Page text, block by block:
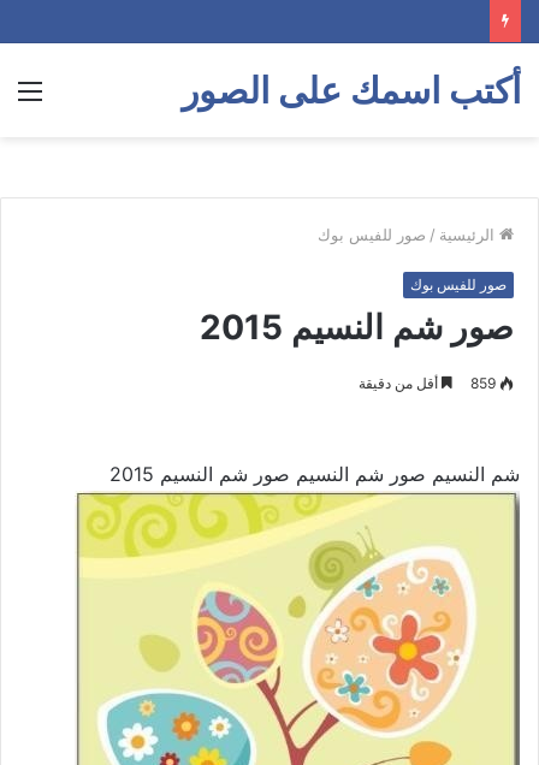
أكتب اسمك على الصور
الرئيسية / صور للفيس بوك
صور للفيس بوك
صور شم النسيم 2015
859 أقل من دقيقة
شم النسيم صور شم النسيم صور شم النسيم 2015